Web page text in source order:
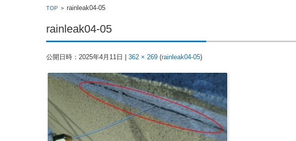
TOP > rainleak04-05
rainleak04-05
公開日時： 2025年4月11日 362 × 269 (rainleak04-05)